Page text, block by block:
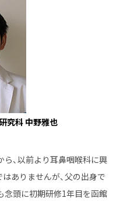
究科 中野雅也
、以前より耳鼻咽喉科に興
ありませんが、父の出身で
念頭に初期研修1年目を函館